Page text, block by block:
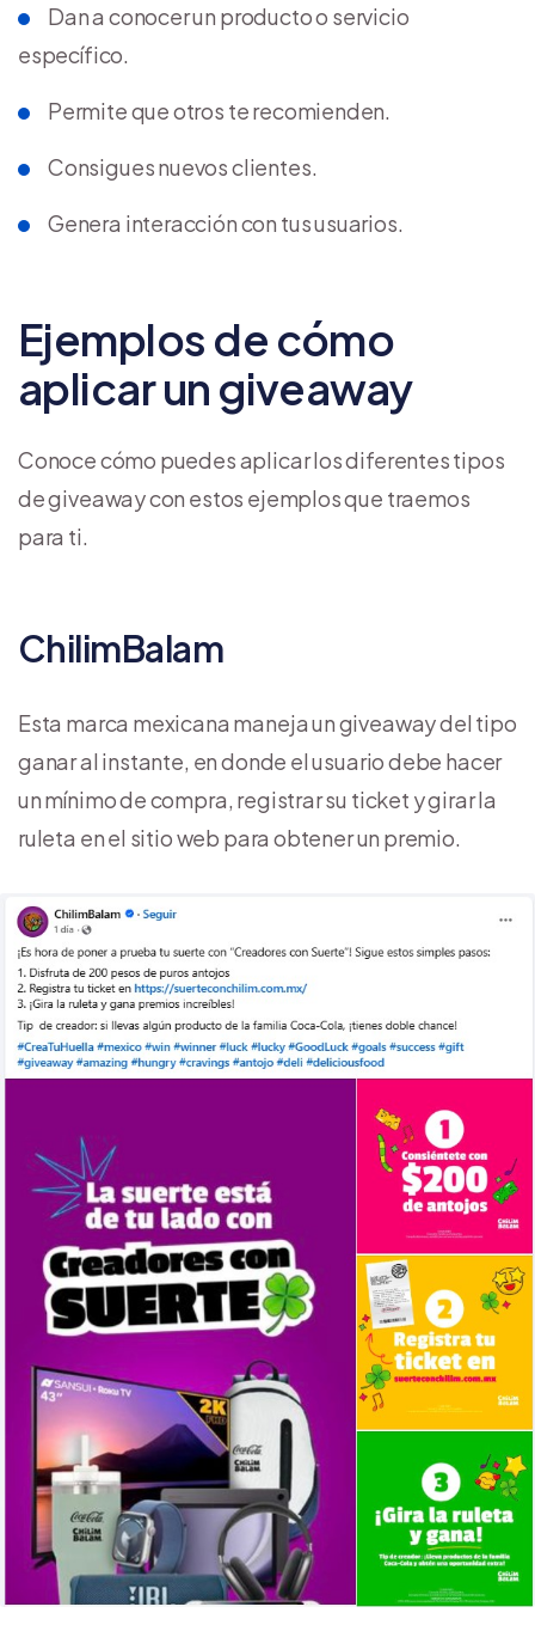
Dan a conocer un producto o servicio
específico.
Permite que otros te recomienden.
Consigues nuevos clientes.
Genera interacción con tus usuarios.
Ejemplos de cómo
aplicar un giveaway
Conoce cómo puedes aplicar los diferentes tipos
de giveaway con estos ejemplos que traemos
para ti.
ChilimBalam
Esta marca mexicana maneja un giveaway del tipo
ganar al instante, en donde el usuario debe hacer
un mínimo de compra, registrar su ticket y girar la
ruleta en el sitio web para obtener un premio.